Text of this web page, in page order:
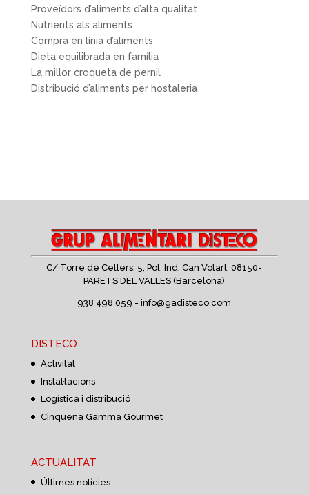
Proveïdors d’aliments d’alta qualitat
Nutrients als aliments
Compra en línia d’aliments
Dieta equilibrada en família
La millor croqueta de pernil
Distribució d’aliments per hostaleria
C/ Torre de Cellers, 5, Pol. Ind. Can Volart,08150-
PARETS DEL VALLES (Barcelona)
938 498 059 -info@gadisteco.com
DISTECO
Activitat
Instal·lacions
Logística i distribució
Cinquena Gamma Gourmet
ACTUALITAT
Últimes notícies